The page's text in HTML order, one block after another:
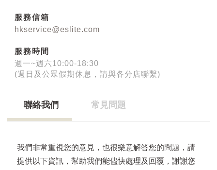
服務信箱
hkservice@eslite.com
服務時間
週一~週六10:00-18:30
(週日及公眾假期休息，請與各分店聯繫)
聯絡我們 常見問題
我們非常重視您的意見，也很樂意解答您的問題，請
提供以下資訊，幫助我們能儘快處理及回覆，謝謝您